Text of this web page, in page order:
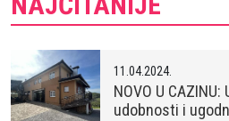
11.04.2024.
NOVO U
udobnosti i